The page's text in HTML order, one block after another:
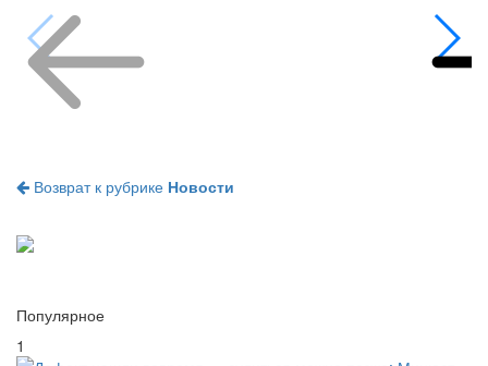
Возврат к рубрике Новости
Популярное
1